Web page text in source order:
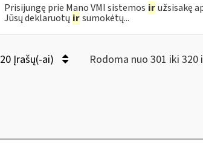
Prisijungę prie Mano VMI sistemos ir užsisakę
Jūsų deklaruotų ir sumokėtų...
20 Įrašų(-ai) Rodoma nuo 301 iki 320